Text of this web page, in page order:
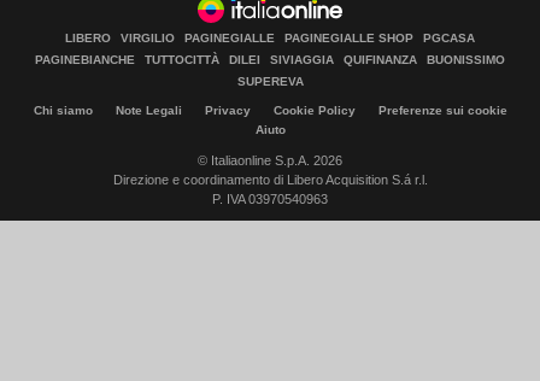
LIBERO VIRGILIO PAGINEGIALLE PAGINEGIALLE SHOP
PGCASA
PAGINEBIANCHE
TUTTOCITTÀ DILEI SIVIAGGIA QUIFINANZA
BUONISSIMO
SUPEREVA
Chi siamo Note Legali Privacy Cookie Policy
Preferenze sui cookie
Aiuto
© Italiaonline S.p.A. 2026
Direzione e coordinamento di Libero Acquisition S.á r.l.
P. IVA 03970540963